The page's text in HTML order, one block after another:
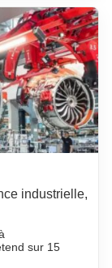
industrielle,
sur 15